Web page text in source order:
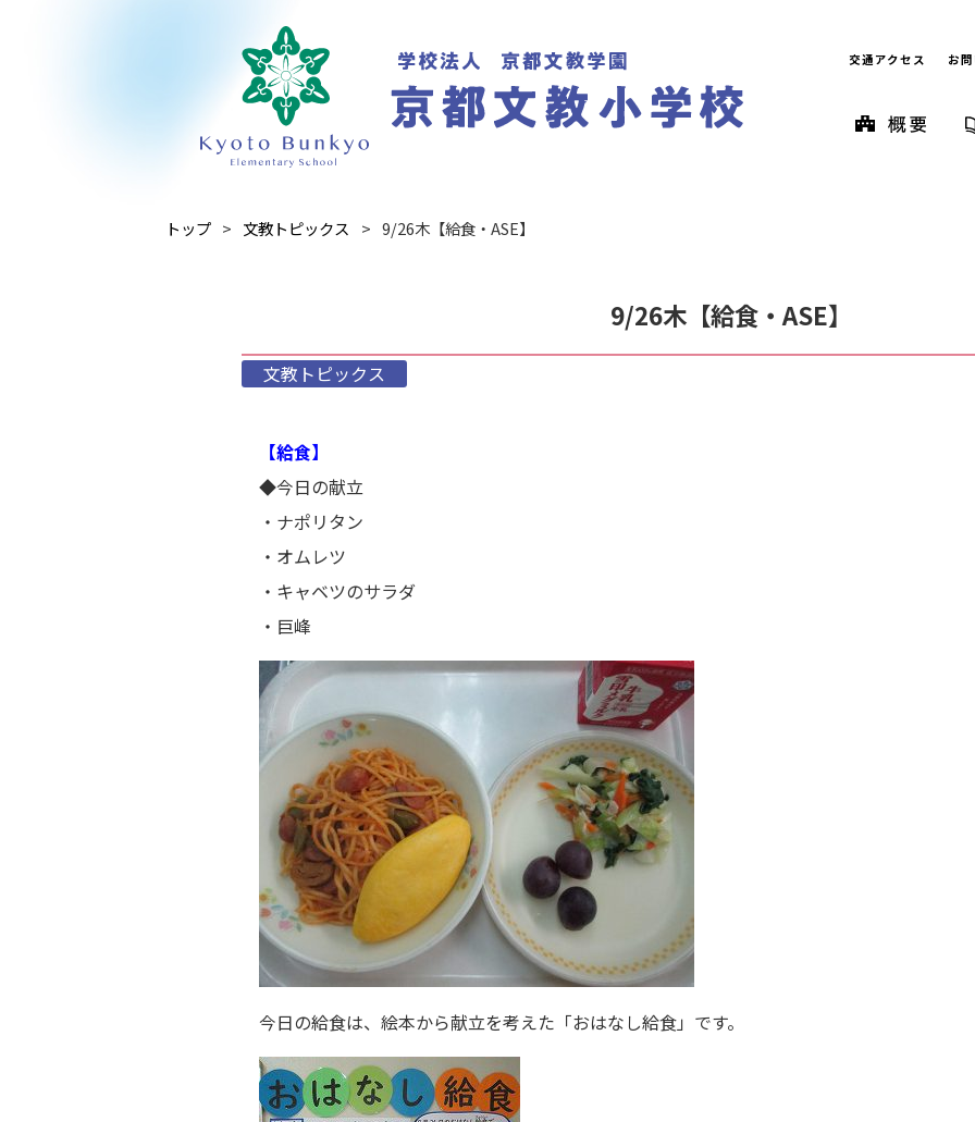
交通アクセス お
トップ 文教トピックス 9/26木【給食・ASE】
9/26木【給食・ASE】
文教トピックス
【給食】
◆今日の献立
・ナポリタン
・オムレツ
・キャベツのサラダ
・巨峰
今日の給食は、絵本から献立を考えた「おはなし給食」です。